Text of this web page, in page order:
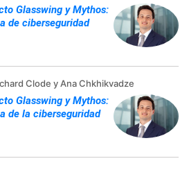
Glasswing y Mythos:
de ciberseguridad
Clode y Ana Chkhikvadze
Glasswing y Mythos:
de la ciberseguridad